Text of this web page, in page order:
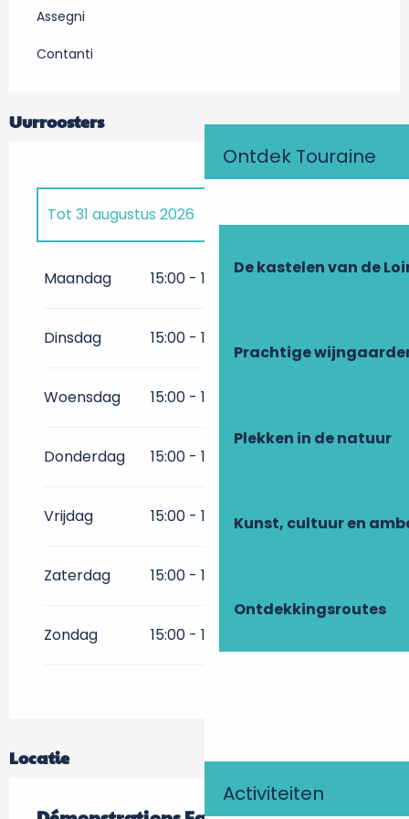
Ontdek Touraine
De kastelen van de
Prachtige
Plekken in de natuur
Kunst, cultuur en
Ontdekkingsroutes
Activiteiten
Assegni
Contanti
Uurroosters
28 juli
2026
Tot 31 augustus 2026
Maandag 15:00 - 15:30
Dinsdag 15:00 - 15:30
Woensdag 15:00 - 15:30
Donderdag 15:00 - 15:30
Vrijdag 15:00 - 15:30
Zaterdag 15:00 - 15:30
Zondag 15:00 - 15:30
Locatie